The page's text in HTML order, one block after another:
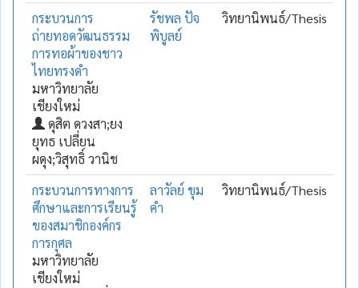
กระบวนการ
ถ่ายทอดวัฒนธรรม
การทอผ้าของชาว
ไทยทรงดำ
มหาวิทยาลัย
เชียงใหม่
ดุสิต ดวงสา;ยง
ยุทธ เปลี่ยน
ผดุง;วิสุทธิ์ วานิช
รัชพล ปัจ
พิบูลย์
วิทยานิพนธ์/Thesis
กระบวนการทางการ
ศึกษาและการเรียนรู้
ของสมาชิกองค์กร
การกุศล
มหาวิทยาลัย
เชียงใหม่
ลาวัลย์ ขุม
คำ
วิทยานิพนธ์/Thesis